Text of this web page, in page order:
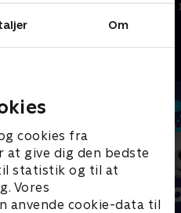
Om
cookies fra
give dig den bedste
til statistik og til at
Vores
anvende cookie-data til
15. marts 2023 • 21 min